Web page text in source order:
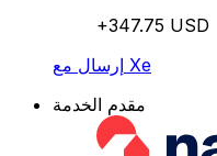
+347.75 USD
إرسال مع Xe
مقدم الخدمة